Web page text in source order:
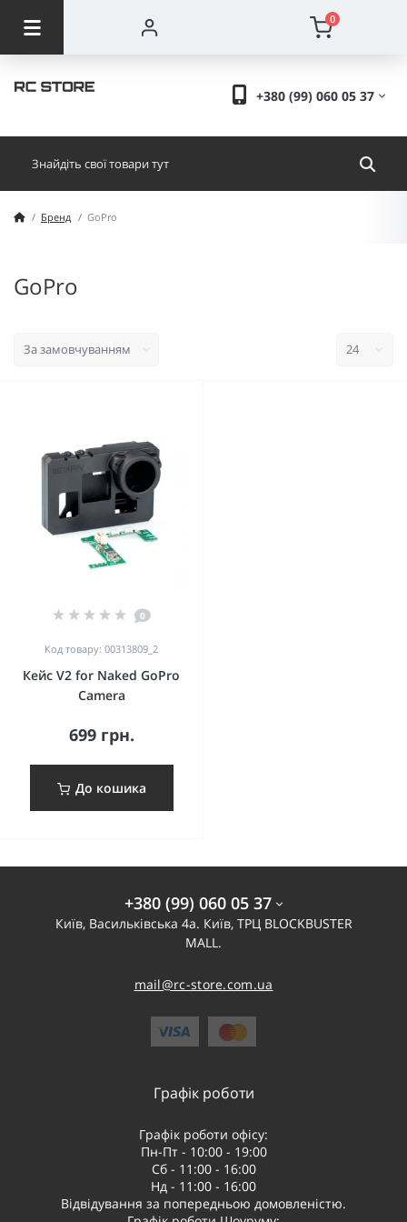
0
+380 (99) 060 05 37
Бренд GoPro
GoPro
0
Код товару: 00313809_2
Кейс V2 for Naked GoPro
Camera
699 грн.
До кошика
+380 (99) 060 05 37
Київ, Васильківська 4а. Київ, ТРЦ BLOCKBUSTER
MALL.
mail@rc-store.com.ua
Графік роботи
Графік роботи офісу:
Пн-Пт - 10:00 - 19:00
Сб - 11:00 - 16:00
Нд - 11:00 - 16:00
Відвідування за попередньою домовленістю.